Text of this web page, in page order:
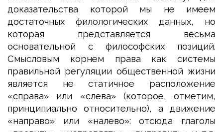
доказательства которой мы не имеем
достаточных филологических данных, но
которая представляется весьма
основательной с философских позиций.
Смысловым корнем права как системы
правильной регуляции общественной жизни
является не статичное расположение
«справа» или «слева» (которое, отметим,
принципиально относительно), а движение
«направо» или «налево»: отсюда глаголы